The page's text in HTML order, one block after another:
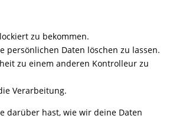
zu bekommen.
persönlichen Daten löschen zu lassen.
zu einem anderen Kontrolleur zu
Verarbeitung.
darüber hast, wie wir deine Daten